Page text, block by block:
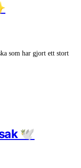
som har gjort ett stort
🕊️